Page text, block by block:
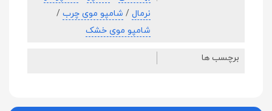
نرمال / شامپو موی چرب /
شامپو موی خشک
برچسب ها